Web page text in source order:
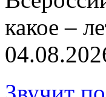
какое –